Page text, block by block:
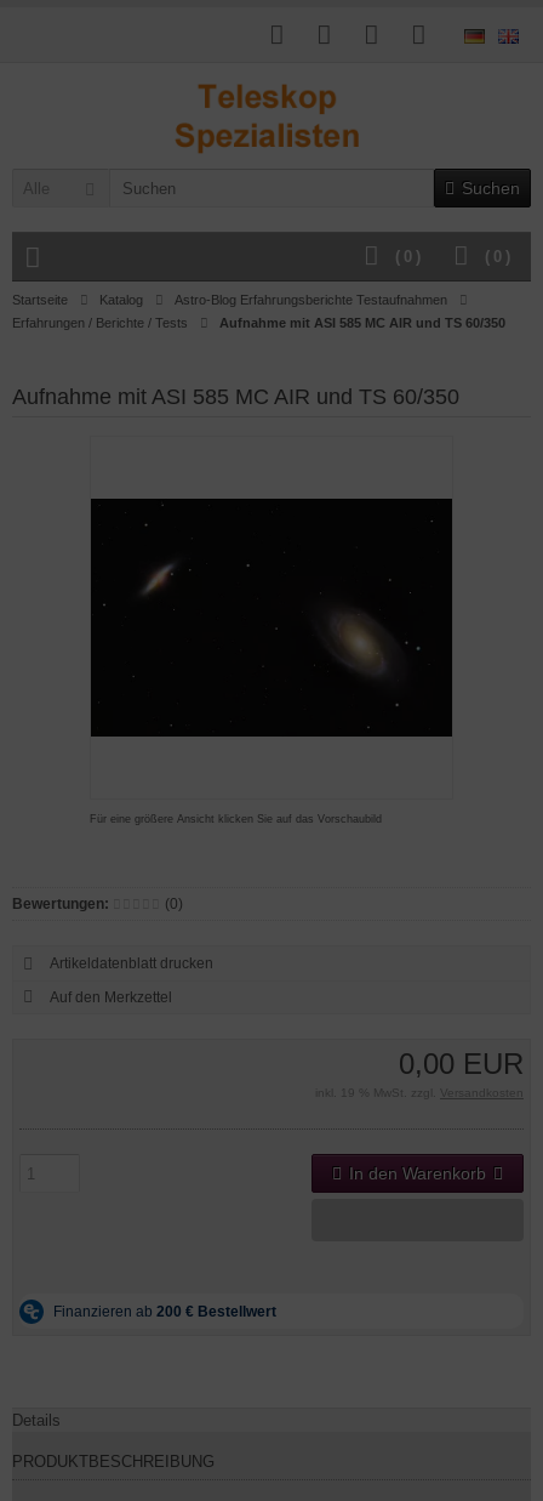
Alle Suchen
( 0 )
( 0 )
Startseite Katalog
Astro-Blog Erfahrungsberichte Testaufnahmen
Erfahrungen / Berichte / Tests
Aufnahme mit ASI 585 MC AIR und TS 60/350
Aufnahme mit ASI 585 MC AIR und TS 60/350
Für eine größere Ansicht klicken Sie auf das Vorschaubild
0,00 EUR
inkl. 19 % MwSt. zzgl. Versandkosten
In den Warenkorb
Bewertungen: (0)
Artikeldatenblatt drucken
Details
PRODUKTBESCHREIBUNG